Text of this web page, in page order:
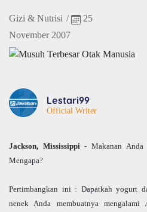
Gizi & Nutrisi /
25
November 2007
Lestari99
Official Writer
Jackson, Mississippi - Makanan Anda
Mengapa?
Pertimbangkan ini : Dapatkah yogurt
nenek Anda membuatnya mengalami